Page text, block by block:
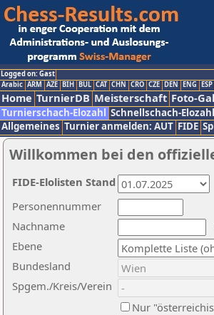
Logged on: Gast
Arabic ARM AZE BIH BUL CAT CHN CRO CZE DEN ENG ESP
Home TurnierDB Meisterschaft Foto-
Turnierschach-Elozahl Schnellschach-Elozahl
Allgemeines Turnier anmelden: AUT FIDE
Willkommen bei den
Nachname
Ebene
Personennummer
Bundesland
Spgem./Kreis/Verein
Nur
FIDE-Elolisten Stand